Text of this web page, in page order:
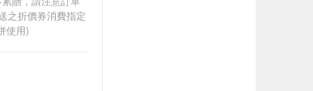
之折價券消費指定
使用)